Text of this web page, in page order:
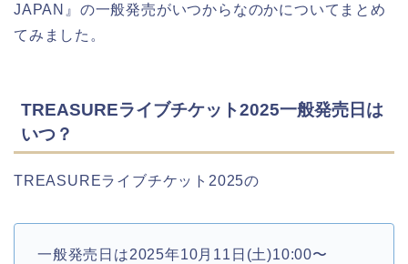
JAPAN』の一般発売がいつからなのかについてまとめ
てみました。
TREASUREライブチケット2025一般発売日は
いつ？
TREASUREライブチケット2025の
一般発売日は2025年10月11日(土)10:00〜